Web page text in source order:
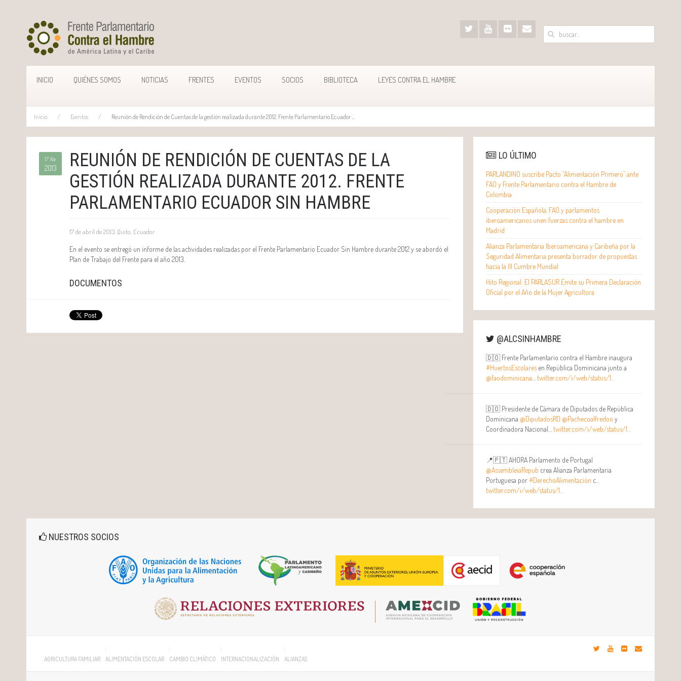
INICIO QUIÉNES SOMOS NOTICIAS FRENTES EVENTOS SOCIOS BIBLIOTECA LEYES CONTRA EL HAMBRE
Inicio Eventos Reunión de Rendición de Cuentas de la gestión realizada durante 2012. Frente Parlamentario Ecuador ...
17 Abr
2013
REUNIÓN DE RENDICIÓN DE CUENTAS DE LA
GESTIÓN REALIZADA DURANTE 2012. FRENTE
PARLAMENTARIO ECUADOR SIN HAMBRE
17 de abril de 2013. Quito, Ecuador
En el evento se entregó un informe de las actividades realizadas por el Frente Parlamentario Ecuador Sin Hambre durante 2012 y se abordó el
Plan de Trabajo del Frente para el año 2013.
DOCUMENTOS
LO ÚLTIMO
PARLANDINO suscribe Pacto “Alimentación Primero” ante
FAO y Frente Parlamentario contra el Hambre de
Colombia
Cooperación Española, FAO y parlamentos
iberoamericanos unen fuerzas contra el hambre en
Madrid
Alianza Parlamentaria Iberoamericana y Caribeña por la
Seguridad Alimentaria presenta borrador de propuestas
hacia la III Cumbre Mundial
Hito Regional: El PARLASUR Emite su Primera Declaración
Oficial por el Año de la Mujer Agricultora
@ALCSINHAMBRE
🇩🇴 Frente Parlamentario contra el Hambre inaugura
#HuertosEscolares en República Dominicana junto a
@faodominicana
twitter.com/i/web/status/1…
🇩🇴 Presidente de Cámara de Diputados de República
Dominicana @DiputadosRD @Pachecoalfredoo y
Coordinadora Nacional… twitter.com/i/web/status/1…
📍🇵🇹 AHORA Parlamento de Portugal
@AssembleiaRepub crea Alianza Parlamentaria
Portuguesa por#DerechoAlimentación c…
twitter.com/i/web/status/1…
NUESTROS SOCIOS
AGRICULTURA FAMILIAR ALIMENTACIÓN ESCOLAR CAMBIO CLIMÁTICO INTERNACIONALIZACIÓN ALIANZAS